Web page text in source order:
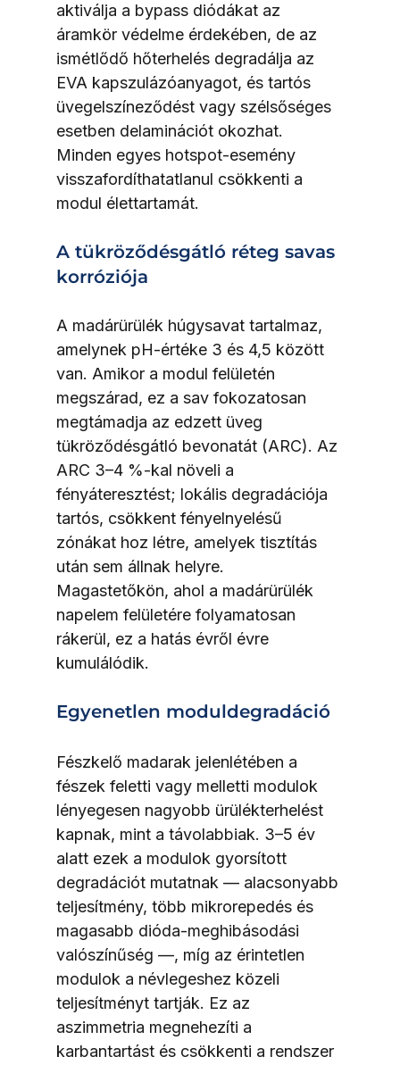
aktiválja a bypass diódákat az
áramkör védelme érdekében, de az
ismétlődő hőterhelés degradálja az
EVA kapszulázóanyagot, és tartós
üvegelszíneződést vagy szélsőséges
esetben delaminációt okozhat.
Minden egyes hotspot-esemény
visszafordíthatatlanul csökkenti a
modul élettartamát.
A tükröződésgátló réteg savas
korróziója
A madárürülék húgysavat tartalmaz,
amelynek pH-értéke 3 és 4,5 között
van. Amikor a modul felületén
megszárad, ez a sav fokozatosan
megtámadja az edzett üveg
tükröződésgátló bevonatát (ARC). Az
ARC 3–4 %-kal növeli a
fényáteresztést; lokális degradációja
tartós, csökkent fényelnyelésű
zónákat hoz létre, amelyek tisztítás
után sem állnak helyre.
Magastetőkön, ahol a madárürülék
napelem felületére folyamatosan
rákerül, ez a hatás évről évre
kumulálódik.
Egyenetlen moduldegradáció
Fészkelő madarak jelenlétében a
fészek feletti vagy melletti modulok
lényegesen nagyobb ürülékterhelést
kapnak, mint a távolabbiak. 3–5 év
alatt ezek a modulok gyorsított
degradációt mutatnak — alacsonyabb
teljesítmény, több mikrorepedés és
magasabb dióda-meghibásodási
valószínűség —, míg az érintetlen
modulok a névlegeshez közeli
teljesítményt tartják. Ez az
aszimmetria megnehezíti a
karbantartást és csökkenti a rendszer